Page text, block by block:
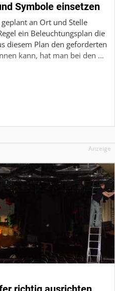
Symbole einsetzen
an Ort und Stelle
ein Beleuchtungsplan die
diesem Plan den geforderten
kann, hat man bei den …
Anzeige